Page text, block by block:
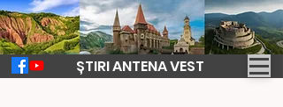
ȘTIRI ANTENA VEST